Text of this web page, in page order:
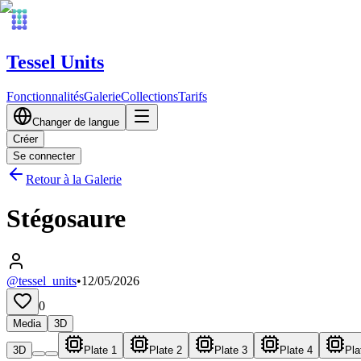
Tessel Units
FonctionnalitésGalerieCollectionsTarifs
Changer de langue
Créer
Se connecter
Retour à la Galerie
Stégosaure
@tessel_units•12/05/2026
0
Media 3D
3D Plate 1 Plate 2 Plate 3 Plate 4